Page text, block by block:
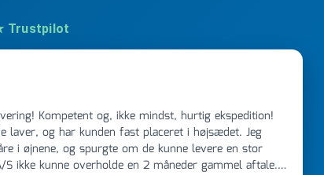
Trustpilot
ekspedition!
laver, og har kunden fast placeret i højsædet. Jeg
i øjnene, og spurgte om de kunne levere en stor
ikke kunne overholde en 2 måneder gammel aftale.